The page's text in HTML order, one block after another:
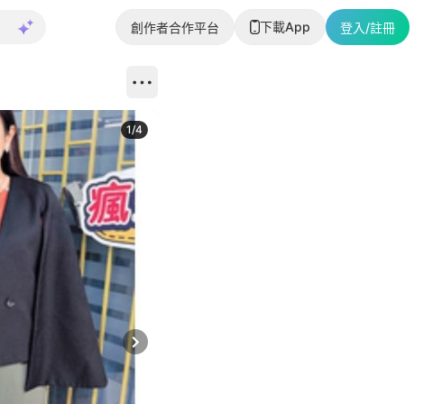
創作者合作平台 下載App 登入/註冊
Next slide
1/4